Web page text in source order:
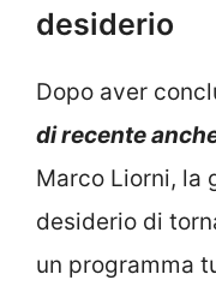
desiderio
Dopo aver
di recente
Marco Liorni, la
desiderio di
un programma